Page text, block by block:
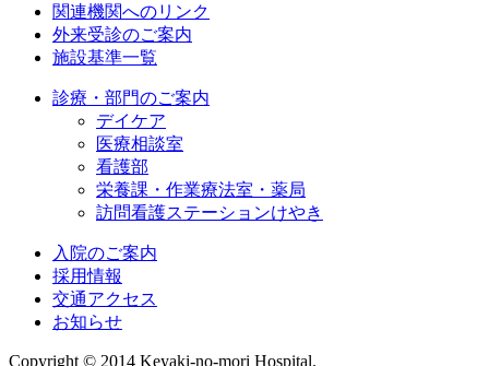
関連機関へのリンク
外来受診のご案内
施設基準一覧
診療・部門のご案内
デイケア
医療相談室
看護部
栄養課・作業療法室・薬局
訪問看護ステーションけやき
入院のご案内
採用情報
交通アクセス
お知らせ
Copyright © 2014 Keyaki-no-mori Hospital.